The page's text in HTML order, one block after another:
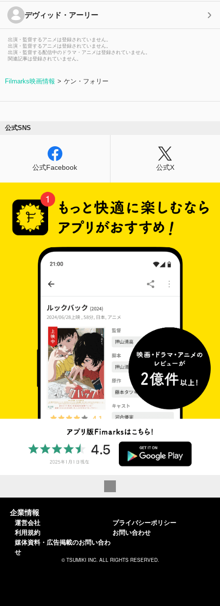
デヴィッド・アーリー
出演・監督するアニメは登録されていません。
出演・監督するアニメは登録されていません。
出演・監督する配信中のドラマ・アニメは登録されていません。
関連記事は登録されていません。
Filmarks映画情報 ケン・フォリー
公式SNS
公式Facebook 公式X
企業情報
運営会社
利用規約
媒体資料・広告掲載のお問い合わ
せ
プライバシーポリシー
お問い合わせ
© TSUMIKI INC. ALL RIGHTS RESERVED.